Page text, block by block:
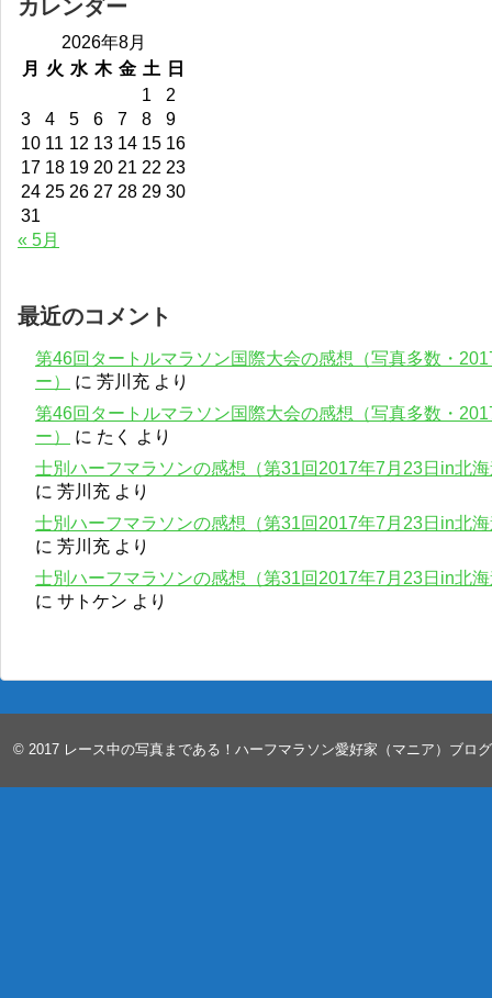
カレンダー
2026年8月
月
火 水 木 金 土
日
1
2
3
4 5 6 7 8
9
10 11 12 13 14 15 16
17 18 19 20 21 22 23
24 25 26 27 28 29 30
31
« 5月
最近のコメント
第46回タートルマラソン国際大会の感想（写真多数・
ー）
に 芳川充 より
第46回タートルマラソン国際大会の感想（写真多数・
ー）
に たく
より
士別ハーフマラソンの感想（第31回2017年7月23日in北
に 芳川充 より
士別ハーフマラソンの感想（第31回2017年7月23日in北
に 芳川充 より
士別ハーフマラソンの感想（第31回2017年7月23日in北
に サトケン より
© 2017 レース中の写真まである！ハーフマラソン愛好家（マニア）ブロ